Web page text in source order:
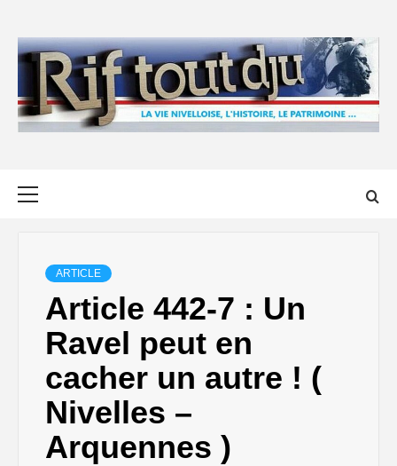
content
ARTICLE
Article 442-7 : Un
Ravel peut en
cacher un autre ! (
Nivelles –
Arquennes )